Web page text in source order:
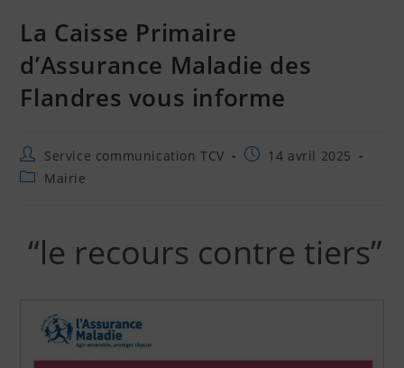
La Caisse Primaire
d’Assurance Maladie des
Flandres vous informe
Service communication TCV
14 avril 2025
Mairie
“le recours contre tiers”